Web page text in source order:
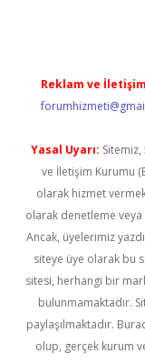
Reklam ve
Yasal Uyarı:
ve İletişim Kurumu
olarak hizmet
olarak denetleme
Ancak, üyelerimiz
siteye üye olarak bu
sitesi, herhangi bir
bulunmamaktadır.
paylaşılmaktadır.
olup, gerçek kurum